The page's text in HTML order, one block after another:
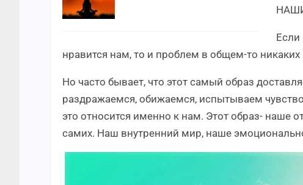
Если
нравится нам, то и проблем в общем-то никаких
Но часто бывает, что этот самый образ
раздражаемся, обижаемся, испытываем
это относится именно к нам. Этот образ- наше
самих. Наш внутренний мир, наше